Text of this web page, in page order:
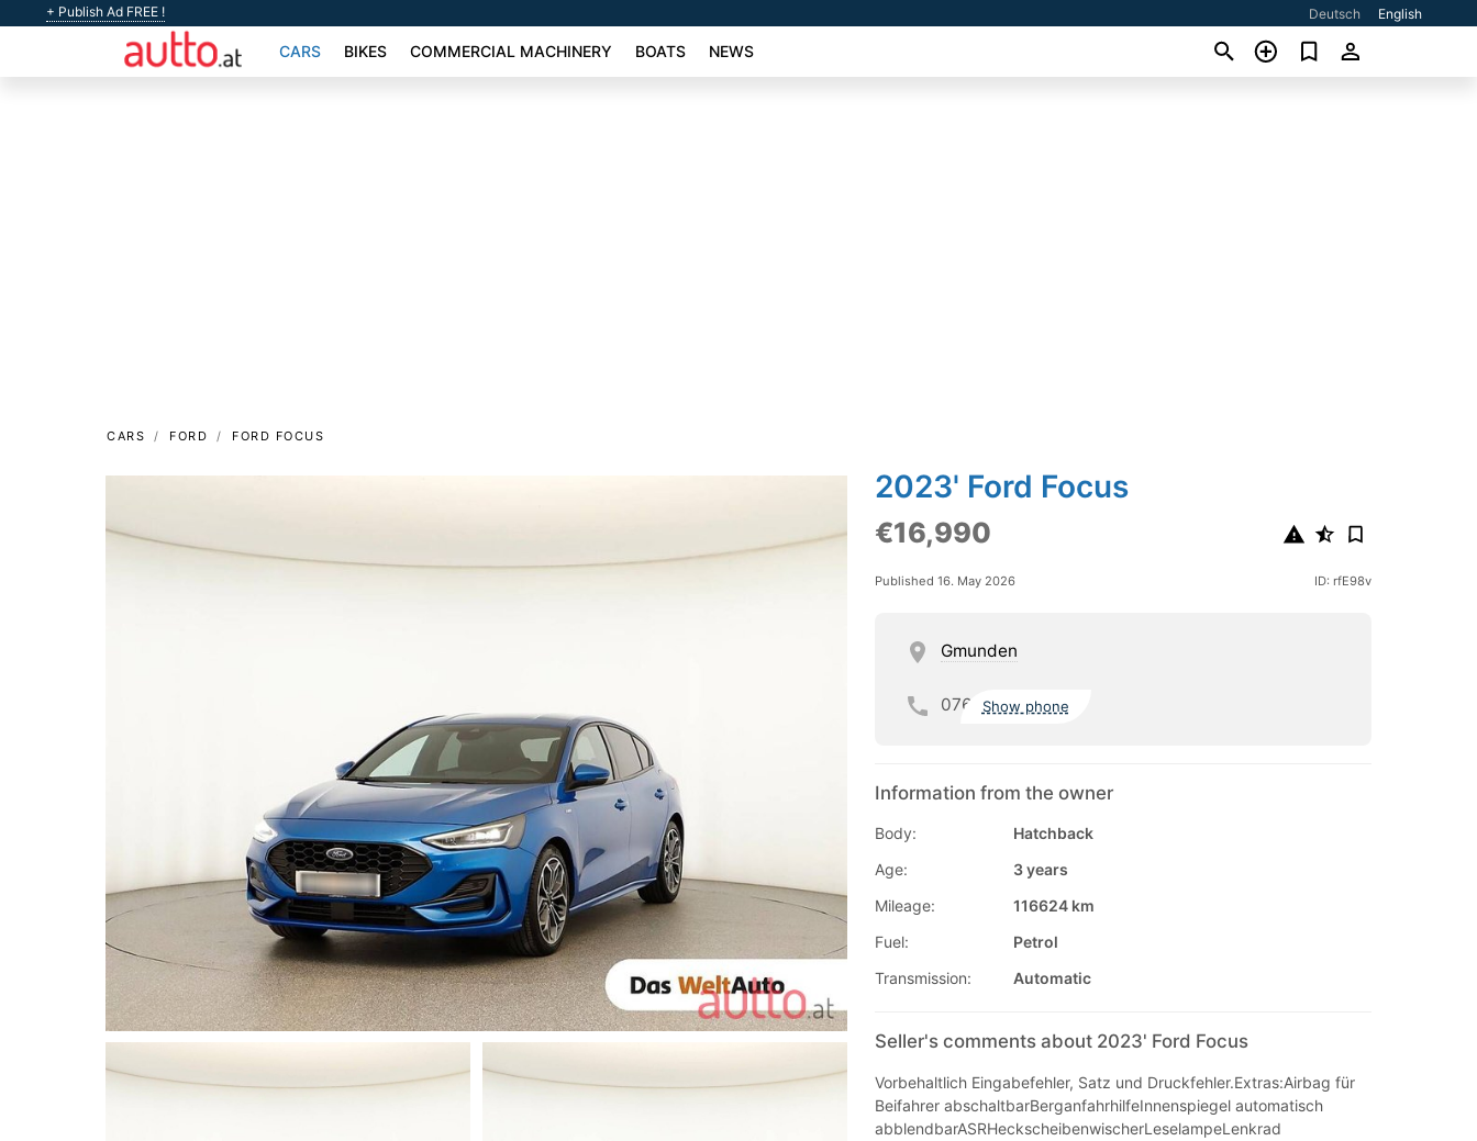
+ Publish Ad FREE ! Deutsch English
CARS BIKES COMMERCIAL MACHINERY BOATS NEWS
CARS FORD FORD FOCUS
2023' Ford Focus
€16,990
Published 16. May 2026 ID: rfE98v
Gmunden
076 Show phone
Information from the owner
Body:
Hatchback
Age:
3 years
Mileage:
116624 km
Fuel:
Petrol
Transmission:
Automatic
Seller's comments about 2023' Ford Focus
Vorbehaltlich Eingabefehler, Satz und Druckfehler.Extras:Airbag für
Beifahrer abschaltbarBerganfahrhilfeInnenspiegel automatisch
abblendbarASRHeckscheibenwischerLeselampeLenkrad